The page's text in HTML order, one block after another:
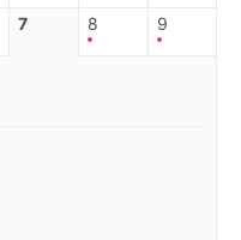
7 8 9